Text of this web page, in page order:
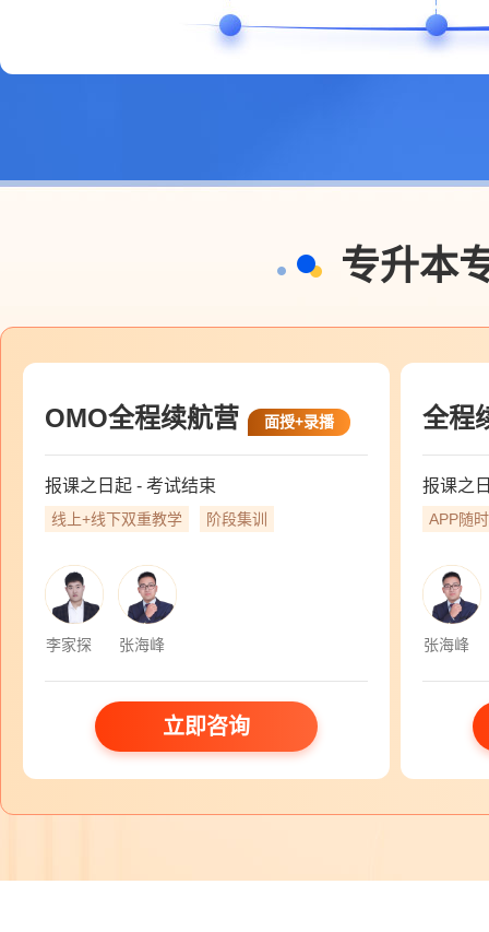
专升本
OMO全程续航营 面授+录播
报课之日起 - 考试结束
线上+线下双重教学 阶段集训
李家探 张海峰
立即咨询
全程
报课之
APP随
张海峰